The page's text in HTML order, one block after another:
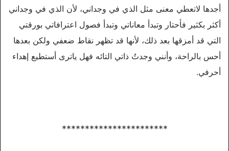
أجدها لاتعطي معنى مثل الذي في وجداني، لأن الذي في وجداني
أكثر بكثير فأحتار وتبدأ معاناتي وتبدأ فصول اعترافاتي بورقتي
التي قد أمزقها بعد ذلك، لأنها قد تظهر نقاط ضعفي ولكن بعدها
أحس بالراحة، وأنني وجدتُ ذاتي التائه فهل ياترى أستطيع إهداء
أحرفي.
***********************